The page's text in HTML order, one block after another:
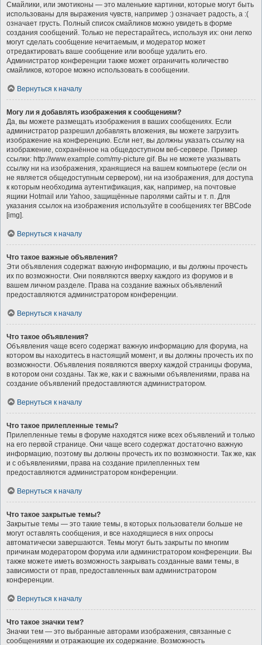
Смайлики, или эмотиконы — это маленькие картинки, которые могут быть
использованы для выражения чувств, например :) означает радость, а :(
означает грусть. Полный список смайликов можно увидеть в форме
создания сообщений. Только не перестарайтесь, используя их: они легко
могут сделать сообщение нечитаемым, и модератор может
отредактировать ваше сообщение или вообще удалить его.
Администратор конференции также может ограничить количество
смайликов, которое можно использовать в сообщении.
Вернуться к началу
Могу ли я добавлять изображения к сообщениям?
Да, вы можете размещать изображения в ваших сообщениях. Если
администратор разрешил добавлять вложения, вы можете загрузить
изображение на конференцию. Если нет, вы должны указать ссылку на
изображение, сохранённое на общедоступном веб-сервере. Пример
ссылки: http://www.example.com/my-picture.gif. Вы не можете указывать
ссылку ни на изображения, хранящиеся на вашем компьютере (если он
не является общедоступным сервером), ни на изображения, для доступа
к которым необходима аутентификация, как, например, на почтовые
ящики Hotmail или Yahoo, защищённые паролями сайты и т. п. Для
указания ссылок на изображения используйте в сообщениях тег BBCode
[img].
Вернуться к началу
Что такое важные объявления?
Эти объявления содержат важную информацию, и вы должны прочесть
их по возможности. Они появляются вверху каждого из форумов и в
вашем личном разделе. Права на создание важных объявлений
предоставляются администратором конференции.
Вернуться к началу
Что такое объявления?
Объявления чаще всего содержат важную информацию для форума, на
котором вы находитесь в настоящий момент, и вы должны прочесть их по
возможности. Объявления появляются вверху каждой страницы форума,
в котором они созданы. Так же, как и с важными объявлениями, права на
создание объявлений предоставляются администратором.
Вернуться к началу
Что такое прилепленные темы?
Прилепленные темы в форуме находятся ниже всех объявлений и только
на его первой странице. Они чаще всего содержат достаточно важную
информацию, поэтому вы должны прочесть их по возможности. Так же, как
и с объявлениями, права на создание прилепленных тем
предоставляются администратором конференции.
Вернуться к началу
Что такое закрытые темы?
Закрытые темы — это такие темы, в которых пользователи больше не
могут оставлять сообщения, и все находящиеся в них опросы
автоматически завершаются. Темы могут быть закрыты по многим
причинам модератором форума или администратором конференции. Вы
также можете иметь возможность закрывать созданные вами темы, в
зависимости от прав, предоставленных вам администратором
конференции.
Вернуться к началу
Что такое значки тем?
Значки тем — это выбранные авторами изображения, связанные с
сообщениями и отражающие их содержание. Возможность